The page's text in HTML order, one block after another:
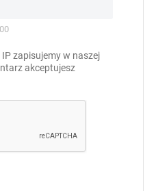
zapisujemy w naszej
akceptujesz